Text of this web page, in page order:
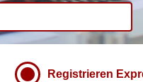
Registrieren